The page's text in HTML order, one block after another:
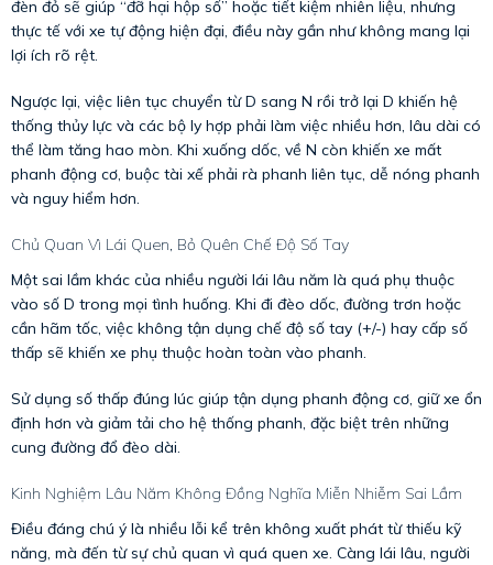
đèn đỏ sẽ giúp “đỡ hại hộp số” hoặc tiết kiệm nhiên liệu, nhưng
thực tế với xe tự động hiện đại, điều này gần như không mang lại
lợi ích rõ rệt.
Ngược lại, việc liên tục chuyển từ D sang N rồi trở lại D khiến hệ
thống thủy lực và các bộ ly hợp phải làm việc nhiều hơn, lâu dài có
thể làm tăng hao mòn. Khi xuống dốc, về N còn khiến xe mất
phanh động cơ, buộc tài xế phải rà phanh liên tục, dễ nóng phanh
và nguy hiểm hơn.
Chủ Quan Vì Lái Quen, Bỏ Quên Chế Độ Số Tay
Một sai lầm khác của nhiều người lái lâu năm là quá phụ thuộc
vào số D trong mọi tình huống. Khi đi đèo dốc, đường trơn hoặc
cần hãm tốc, việc không tận dụng chế độ số tay (+/-) hay cấp số
thấp sẽ khiến xe phụ thuộc hoàn toàn vào phanh.
Sử dụng số thấp đúng lúc giúp tận dụng phanh động cơ, giữ xe ổn
định hơn và giảm tải cho hệ thống phanh, đặc biệt trên những
cung đường đổ đèo dài.
Kinh Nghiệm Lâu Năm Không Đồng Nghĩa Miễn Nhiễm Sai Lầm
Điều đáng chú ý là nhiều lỗi kể trên không xuất phát từ thiếu kỹ
năng, mà đến từ sự chủ quan vì quá quen xe. Càng lái lâu, người